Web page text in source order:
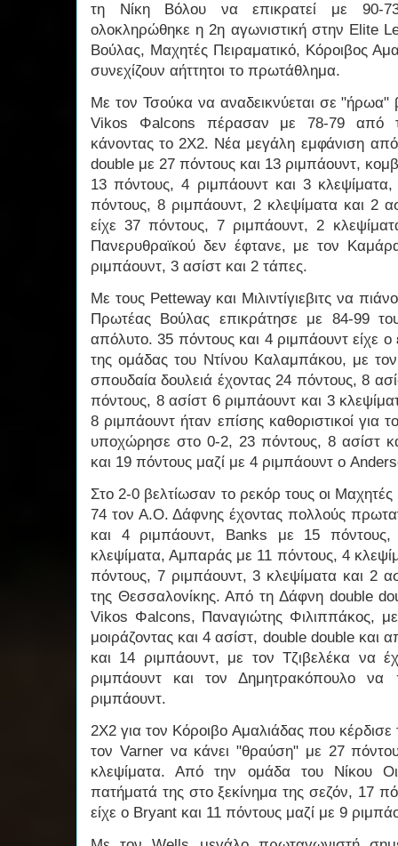
τη Νίκη Βόλου να επικρατεί με 90-
ολοκληρώθηκε η 2η αγωνιστική στην Elite
Βούλας, Μαχητές Πειραματικό, Κόροιβος
συνεχίζουν αήττητοι το πρωτάθλημα.
Με τον Τσούκα να αναδεικνύεται σε "ήρωα"
Vikos Φalcons πέρασαν με 78-79 από
κάνοντας το 2Χ2. Νέα μεγάλη εμφάνιση
double με 27 πόντους και 13 ριμπάουντ,
13 πόντους, 4 ριμπάουντ και 3
πόντους, 8 ριμπάουντ, 2 κλεψίματα και 2
είχε 37 πόντους, 7 ριμπάουντ, 2
Πανερυθραϊκού δεν έφτανε, με τον
ριμπάουντ, 3 ασίστ και 2 τάπες.
Με τους Petteway και Μιλιντίγιεβιτς να
Πρωτέας Βούλας επικράτησε με 84-99
απόλυτο. 35 πόντους και 4 ριμπάουντ είχε ο
της ομάδας του Ντίνου Καλαμπάκου, με τον
σπουδαία δουλειά έχοντας 24 πόντους, 8
πόντους, 8 ασίστ 6 ριμπάουντ και 3
8 ριμπάουντ ήταν επίσης καθοριστικοί
υποχώρησε στο 0-2, 23 πόντους, 8 ασίστ
και 19 πόντους μαζί με 4 ριμπάουντ ο
Στο 2-0 βελτίωσαν το ρεκόρ τους οι Μαχητές
74 τον Α.Ο. Δάφνης έχοντας πολλούς
και 4 ριμπάουντ, Banks με 15
κλεψίματα, Αμπαράς με 11 πόντους, 4
πόντους, 7 ριμπάουντ, 3 κλεψίματα και 2
της Θεσσαλονίκης. Από τη Δάφνη double
Vikos Φalcons, Παναγιώτης Φιλιππάκος,
μοιράζοντας και 4 ασίστ, double double και
και 14 ριμπάουντ, με τον Τζιβελέκα να
ριμπάουντ και τον Δημητρακόπουλο να
ριμπάουντ.
2Χ2 για τον Κόροιβο Αμαλιάδας που
τον Varner να κάνει "θραύση" με 27
κλεψίματα. Από την ομάδα του Νίκου
πατήματά της στο ξεκίνημα της σεζόν, 17
είχε ο Bryant και 11 πόντους μαζί με 9